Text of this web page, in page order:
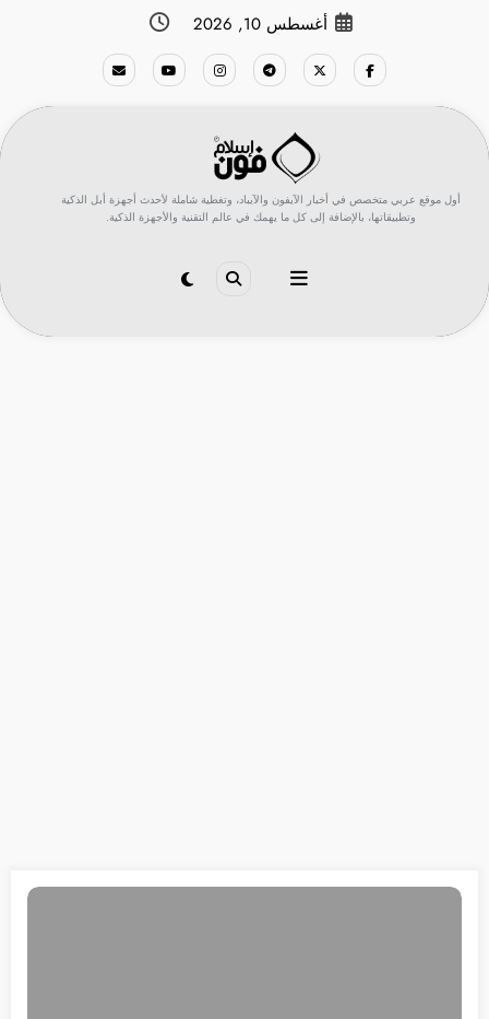
أغسطس 10, 2026
أول موقع عربي متخصص في أخبار الآيفون والآيباد، وتغطية شاملة لأحدث أجهزة أبل الذكية
وتطبيقاتها، بالإضافة إلى كل ما يهمك في عالم التقنية والأجهزة الذكية.